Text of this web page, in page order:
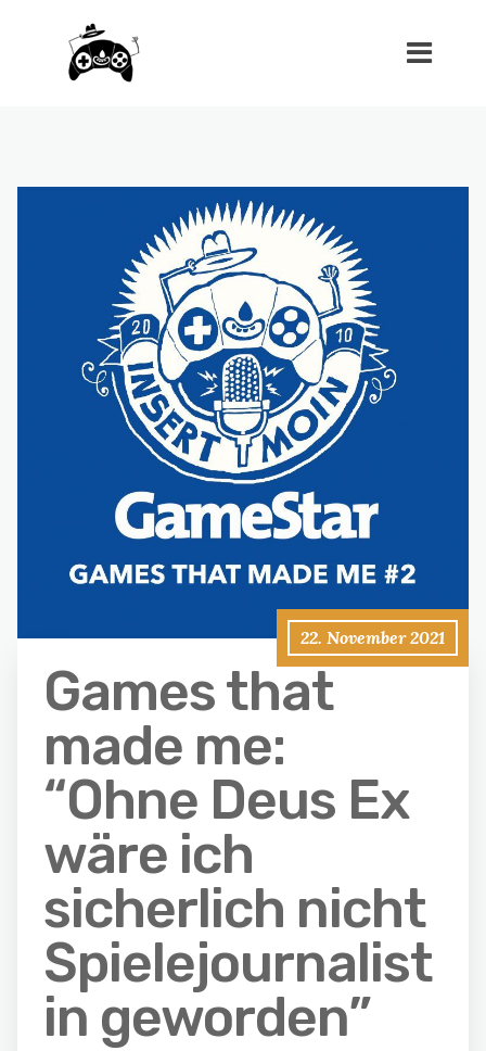
22. November 2021
Games that
made me:
“Ohne Deus Ex
wäre ich
sicherlich nicht
Spielejournalist
in geworden”